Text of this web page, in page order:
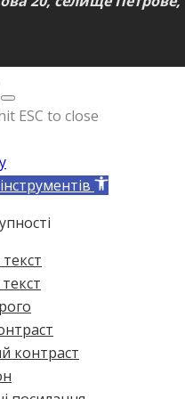
ESC to close
контраст